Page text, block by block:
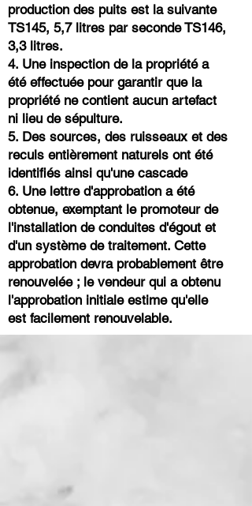
production des puits est la suivante
TS145, 5,7 litres par seconde TS146,
3,3 litres.
4. Une inspection de la propriété a
été effectuée pour garantir que la
propriété ne contient aucun artefact
ni lieu de sépulture.
5. Des sources, des ruisseaux et des
reculs entièrement naturels ont été
identifiés ainsi qu'une cascade
6. Une lettre d'approbation a été
obtenue, exemptant le promoteur de
l'installation de conduites d'égout et
d'un système de traitement. Cette
approbation devra probablement être
renouvelée ; le vendeur qui a obtenu
l'approbation initiale estime qu'elle
est facilement renouvelable.